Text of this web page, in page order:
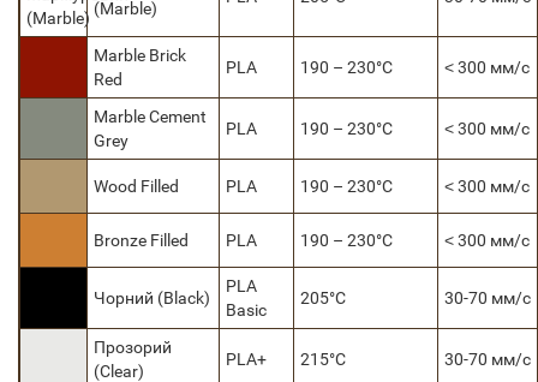
(Marble)
Marble Brick
Red
PLA 190 – 230°C ˂ 300 мм/с
Marble Cement
Grey
PLA 190 – 230°C ˂ 300 мм/с
Wood Filled PLA 190 – 230°C ˂ 300 мм/с
Bronze Filled PLA 190 – 230°C ˂ 300 мм/с
Чорний (Black)
PLA
Basic
205°C 30-70 мм/с
Прозорий
(Сlear)
PLA+ 215°C 30-70 мм/с